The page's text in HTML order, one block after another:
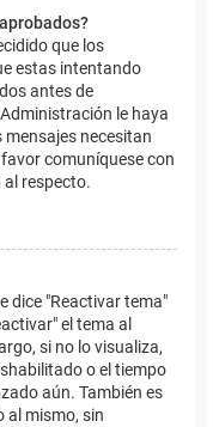
que los
estas intentando
antes de
le haya
necesitan
comuníquese con
respecto.
dice "Reactivar tema"
el tema al
si no lo visualiza,
o el tiempo
aún. También es
al mismo, sin